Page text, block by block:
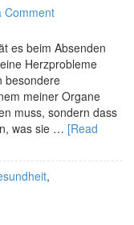
Comment
es beim Absenden
Herzprobleme
besondere
meiner Organe
muss, sondern dass
was sie … [Read
,